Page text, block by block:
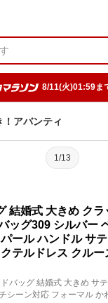
8/11(火)01:59ま
！アバンティ
1/13
結婚式 大きめ ク
ッグ309 シルバー
ール ハンドル サ
テルドレス クル
バッグ 結婚式 大きめ サ
シーン対応 フォーマル か